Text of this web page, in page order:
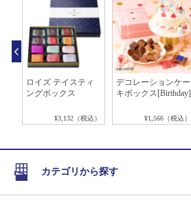
ロイズ テイスティ
ングボックス
¥3,132（税込）
デコレーションケー
キボックス[Birthday]
¥1,566（税込）
カテゴリから探す